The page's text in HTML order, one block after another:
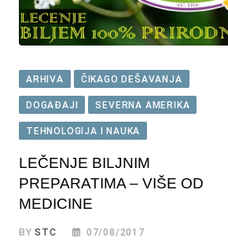
ARHIVA ČIKAGO DEŠAVANJA
DOGAĐAJI SEVERNA AMERIKA
TEHNOLOGIJA I NAUKA
LEČENJE BILJNIM
PREPARATIMA – VIŠE OD
MEDICINE
BYSTC 07/08/2017